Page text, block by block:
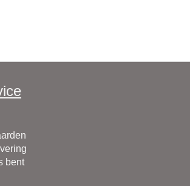
bent